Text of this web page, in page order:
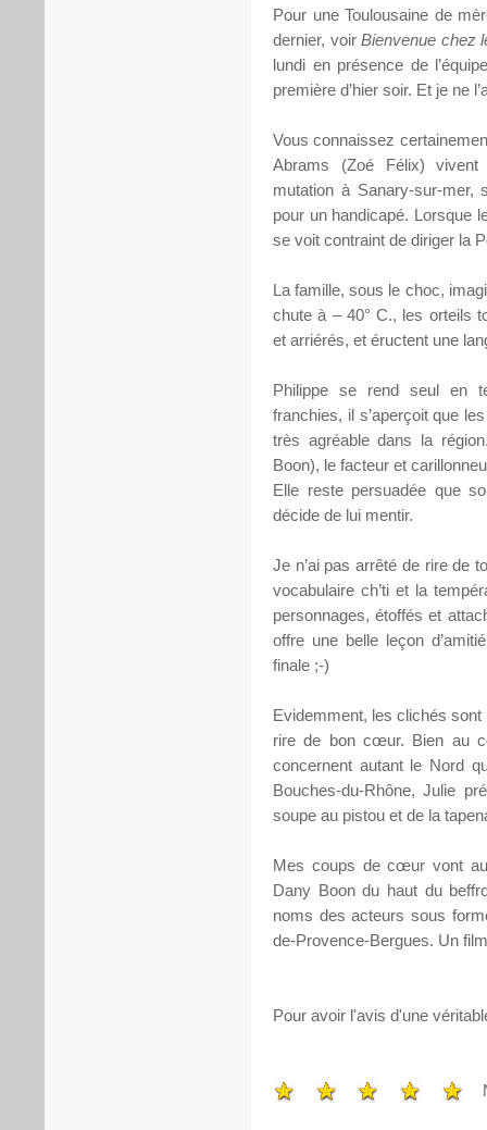
Pour une Toulousaine de
dernier, voirBienvenue chez
lundi en présence de
première d’hier soir. Et je ne
Vous connaissez
Abrams (Zoé Félix) vivent
mutation à Sanary-sur-mer,
pour un handicapé. Lorsque
se voit contraint de diriger la
La famille, sous le choc,
chute à – 40° C., les orteils
et arriérés, et éructent une
Philippe se rend seul en
franchies, il s’aperçoit que
très agréable dans la
Boon), le facteur et
Elle reste persuadée que
décide de lui mentir.
Je n’ai pas arrêté de rire de
vocabulaire ch’ti et la
personnages, étoffés et
offre une belle leçon
finale ;-)
Evidemment, les clichés sont
rire de bon cœur. Bien au
concernent autant le Nord
Bouches-du-Rhône, Julie
soupe au pistou et de la
Mes coups de cœur vont
Dany Boon du haut du
noms des acteurs sous
de-Provence-Bergues. Un
Pour avoir l'avis d'une